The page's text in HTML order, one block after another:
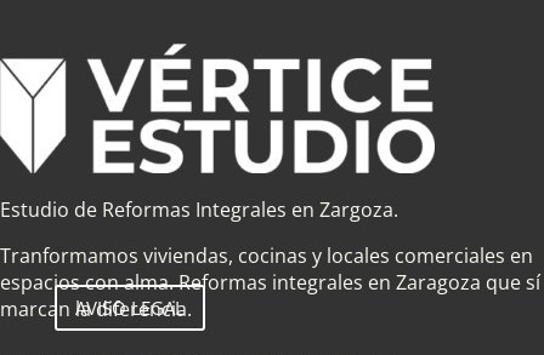
Estudio de Reformas Integrales en Zargoza.
Tranformamos viviendas, cocinas y locales comerciales en
espacios con alma. Reformas integrales en Zaragoza que sí
marcan la diferencia.
AVISO LEGAL